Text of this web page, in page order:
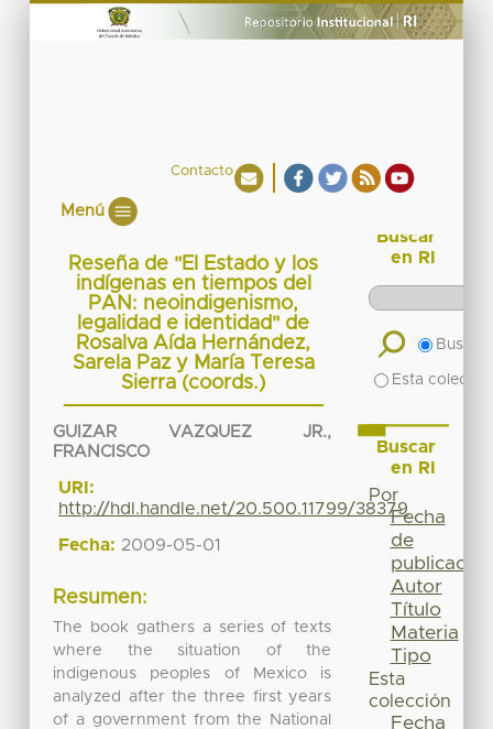
Contacto
Menú
Reseña de "El Estado y los
indígenas en tiempos del
PAN: neoindigenismo,
legalidad e identidad" de
Rosalva Aída Hernández,
Sarela Paz y María Teresa
Sierra (coords.)
GUIZAR VAZQUEZ JR.,
FRANCISCO
URI:
http://hdl.handle.net/20.500.11799/38379
Fecha: 2009-05-01
Resumen:
The book gathers a series of texts
where the situation of the
indigenous peoples of Mexico is
analyzed after the three first years
of a government from the National
Buscar
en RI
Buscar
Esta
Buscar
en RI
Por
Fecha
de
publicación
Autor
Título
Materia
Tipo
Esta
colección
Fecha